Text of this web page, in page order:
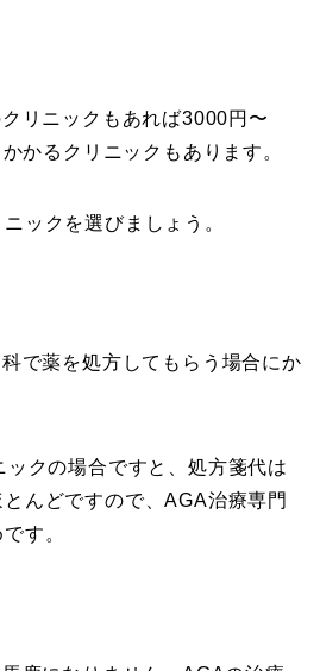
リニックもあれば3000円〜
かるクリニックもあります。
ックを選びましょう。
で薬を処方してもらう場合にか
クの場合ですと、処方箋代は
んどですので、AGA治療専門
す。